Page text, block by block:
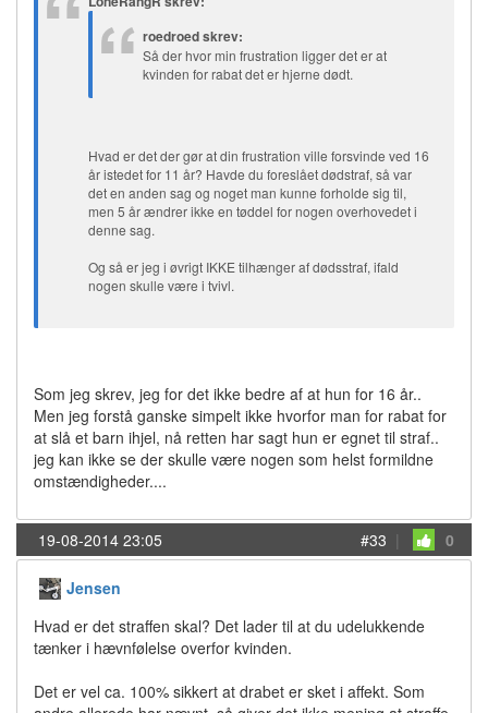
roedroed skrev:
Så der hvor min frustration ligger det er at
kvinden for rabat det er hjerne dødt.
Hvad er det der gør at din frustration ville forsvinde ved 16
år istedet for 11 år? Havde du foreslået dødstraf, så var
det en anden sag og noget man kunne forholde sig til,
men 5 år ændrer ikke en tøddel for nogen overhovedet i
denne sag.
Og så er jeg i øvrigt IKKE tilhænger af dødsstraf, ifald
nogen skulle være i tvivl.
Som jeg skrev, jeg for det ikke bedre af at hun for 16 år..
Men jeg forstå ganske simpelt ikke hvorfor man for rabat for
at slå et barn ihjel, nå retten har sagt hun er egnet til straf..
jeg kan ikke se der skulle være nogen som helst formildne
omstændigheder....
19-08-2014 23:05 #33 | 0
Jensen
Hvad er det straffen skal? Det lader til at du udelukkende
tænker i hævnfølelse overfor kvinden.
Det er vel ca. 100% sikkert at drabet er sket i affekt. Som